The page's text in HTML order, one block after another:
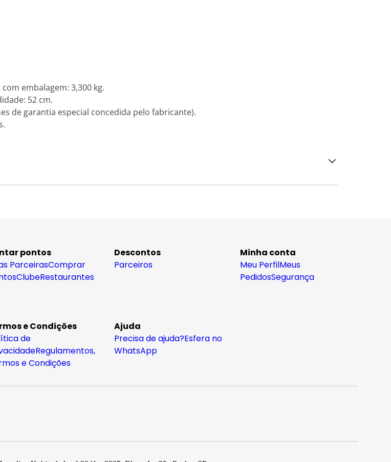
embalagem: 3,300 kg.
52 cm.
de garantia especial concedida pelo fabricante).
pontos
ParceirasComprar
ClubeRestaurantes
Descontos
Parceiros
Minha conta
Meu PerfilMeus
PedidosSegurança
e Condições
de
Regulamentos,
e Condições
Ajuda
Precisa de ajuda?Esfera no
WhatsApp